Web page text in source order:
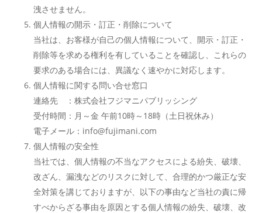
洩させません。
個人情報の開示・訂正・削除について
当社は、お客様が自己の個人情報について、開示・訂正・
削除等を求める権利を有していることを確認し、これらの
要求のある場合には、異議なく速やかに対応します。
個人情報に関する問い合せ窓口
連絡先 ：株式会社フジマニパブリッシング
受付時間：月～金 午前10時～18時（土日祝休み）
電子メール： info@fujimani.com
個人情報の安全性
当社では、個人情報の不当なアクセスによる紛失、破壊、
改ざん、漏洩などのリスクに対して、合理的かつ厳正な安
全対策を講じておりますが、以下の事由など当社の責に帰
すべからざる事由を原因とする個人情報の紛失、破壊、改